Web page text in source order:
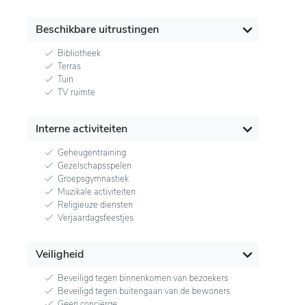
Beschikbare uitrustingen
Bibliotheek
Terras
Tuin
TV ruimte
Interne activiteiten
Geheugentraining
Gezelschapsspelen
Groepsgymnastiek
Muzikale activiteiten
Religieuze diensten
Verjaardagsfeestjes
Veiligheid
Beveiligd tegen binnenkomen van bezoekers
Beveiligd tegen buitengaan van de bewoners